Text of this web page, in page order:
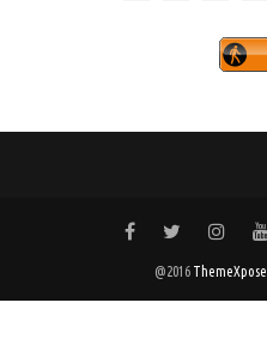
@2016 ThemeXpose